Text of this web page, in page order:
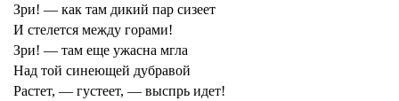
Зри! — как там дикий пар сизеет
И стелется между горами!
Зри! — там еще ужасна мгла
Над той синеющей дубравой
Растет, — густеет, — выспрь идет!